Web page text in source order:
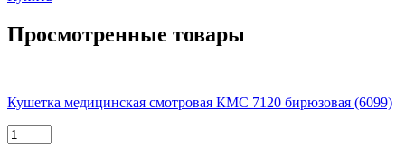
Просмотренные товары
Кушетка медицинская смотровая КМС 7120 бирюзовая (6099)